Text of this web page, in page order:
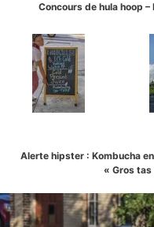
Concours de hula hoop
Alerte hipster : Kombucha
« Gros